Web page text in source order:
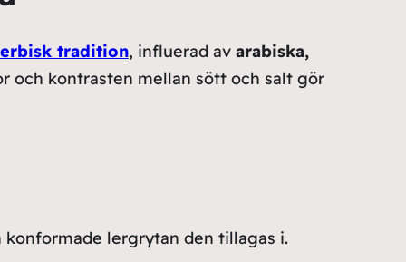
tradition, influerad av arabiska,
och kontrasten mellan sött och salt gör
lergrytan den tillagas i.